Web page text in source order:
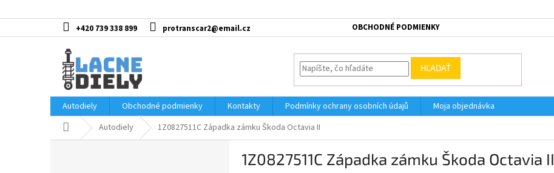
na
+420 739 338 899 protranscar2@email.cz OBCHODNÉ PODMIENKY
HĽADAŤ
Autodiely Obchodné podmienky Kontakty Podmínky ochrany osobních údajů
Moja objednávka
DomovAutodiely 1Z0827511C Západka zámku Škoda Octavia II
1Z0827511C Západka zámku Škoda Octavia II